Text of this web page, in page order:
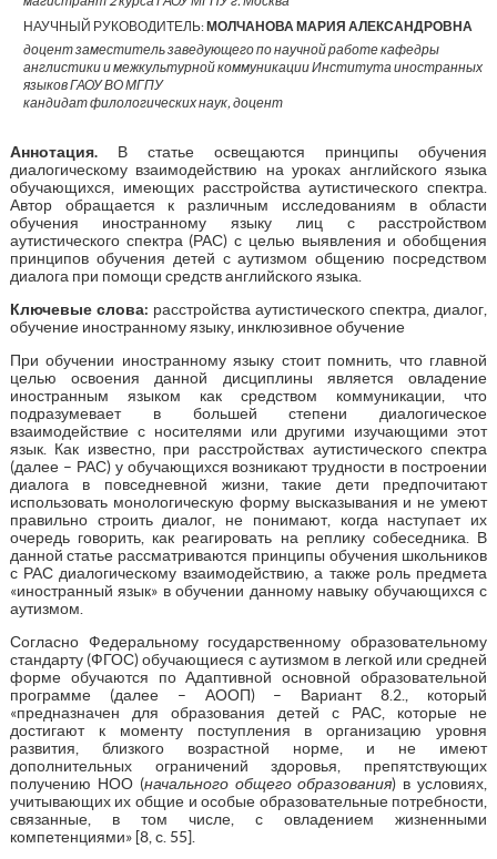
НАУЧНЫЙ РУКОВОДИТЕЛЬ:МОЛЧАНОВА МАРИЯ АЛЕКСАНДРОВНА
доцент заместитель заведующего по научной работе кафедры
англистики и межкультурной коммуникации Института иностранных
языков ГАОУ ВО МГПУ
кандидат филологических наук, доцент
Аннотация.В статье освещаются принципы обучения
диалогическому взаимодействию на уроках английского языка
обучающихся, имеющих расстройства аутистического спектра.
Автор обращается к различным исследованиям в области
обучения иностранному языку лиц с расстройством
аутистического спектра (РАС) с целью выявления и обобщения
принципов обучения детей с аутизмом общению посредством
диалога при помощи средств английского языка.
Ключевые слова: расстройства аутистического спектра, диалог,
обучение иностранному языку, инклюзивное обучение
При обучении иностранному языку стоит помнить, что главной
целью освоения данной дисциплины является овладение
иностранным языком как средством коммуникации, что
подразумевает в большей степени диалогическое
взаимодействие с носителями или другими изучающими этот
язык. Как известно, при расстройствах аутистического спектра
(далее – РАС) у обучающихся возникают трудности в построении
диалога в повседневной жизни, такие дети предпочитают
использовать монологическую форму высказывания и не умеют
правильно строить диалог, не понимают, когда наступает их
очередь говорить, как реагировать на реплику собеседника. В
данной статье рассматриваются принципы обучения школьников
с РАС диалогическому взаимодействию, а также роль предмета
«иностранный язык» в обучении данному навыку обучающихся с
аутизмом.
Согласно Федеральному государственному образовательному
стандарту (ФГОС) обучающиеся с аутизмом в легкой или средней
форме обучаются по Адаптивной основной образовательной
программе (далее – АООП) – Вариант 8.2., который
«предназначен для образования детей с РАС, которые не
достигают к моменту поступления в организацию уровня
развития, близкого возрастной норме, и не имеют
дополнительных ограничений здоровья, препятствующих
получению НОО (начального общего образования) в условиях,
учитывающих их общие и особые образовательные потребности,
связанные, в том числе, с овладением жизненными
компетенциями» [8, с. 55].